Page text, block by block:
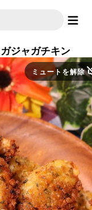
ジャガチキン
ミュートを解除